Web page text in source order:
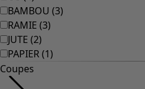
BAMBOU (3)
RAMIE (3)
JUTE (2)
PAPIER(1)
Coupes